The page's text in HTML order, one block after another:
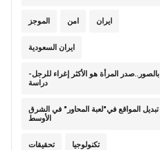
الموجز امن ايران
ايران السعودية
بالصور..صدر المرأة هو الأكثر إغراء للرجل-
دراسة
تبديل المواقع في"لعبة المحاور" في الشرق
الأوسط
تحقيقات تكنولوجيا